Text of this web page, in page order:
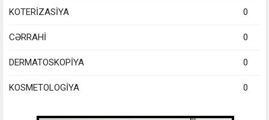
KOTERİZASİYA 0
CƏRRAHİ 0
DERMATOSKOPİYA 0
KOSMETOLOGİYA 0